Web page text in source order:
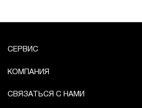
СЕРВИС
КОМПАНИЯ
СВЯЗАТЬСЯ С НАМИ